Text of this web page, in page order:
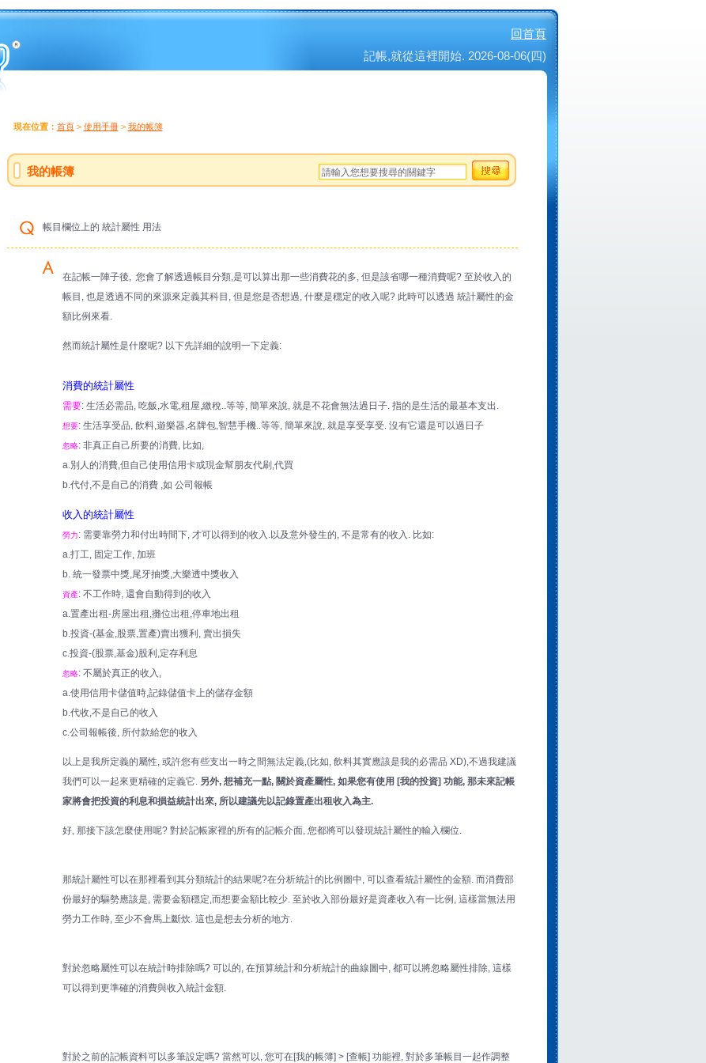
回首頁
記帳,就從這裡開始. 2026-08-06(四)
現在位置： 首頁> 使用手冊> 我的帳簿
我的帳簿
帳目欄位上的 統計屬性 用法
在記帳一陣子後, 您會了解透過帳目分類,是可以算出那一些消費花的多, 但是該省哪一種消費呢? 至於收入的
帳目, 也是透過不同的來源來定義其科目, 但是您是否想過, 什麼是穩定的收入呢? 此時可以透過 統計屬性的金
額比例來看.
然而統計屬性是什麼呢? 以下先詳細的說明一下定義:
消費的統計屬性
需要: 生活必需品, 吃飯,水電,租屋,繳稅..等等, 簡單來說, 就是不花會無法過日子. 指的是生活的最基本支出.
想要: 生活享受品, 飲料,遊樂器,名牌包,智慧手機..等等, 簡單來說, 就是享受享受. 沒有它還是可以過日子
忽略: 非真正自己所要的消費, 比如,
a.別人的消費,但自己使用信用卡或現金幫朋友代刷,代買
b.代付,不是自己的消費 ,如 公司報帳
收入的統計屬性
勞力: 需要靠勞力和付出時間下, 才可以得到的收入.以及意外發生的, 不是常有的收入. 比如:
a.打工, 固定工作, 加班
b. 統一發票中獎,尾牙抽獎,大樂透中獎收入
資產: 不工作時, 還會自動得到的收入
a.置產出租-房屋出租,攤位出租,停車地出租
b.投資-(基金,股票,置產)賣出獲利, 賣出損失
c.投資-(股票,基金)股利,定存利息
忽略: 不屬於真正的收入,
a.使用信用卡儲值時,記錄儲值卡上的儲存金額
b.代收,不是自己的收入
c.公司報帳後, 所付款給您的收入
以上是我所定義的屬性, 或許您有些支出一時之間無法定義,(比如, 飲料其實應該是我的必需品 XD),不過我建議
我們可以一起來更精確的定義它. 另外, 想補充一點, 關於資產屬性, 如果您有使用 [我的投資] 功能, 那未來記帳
家將會把投資的利息和損益統計出來, 所以建議先以記錄置產出租收入為主.
好, 那接下該怎麼使用呢? 對於記帳家裡的所有的記帳介面, 您都將可以發現統計屬性的輸入欄位.
那統計屬性可以在那裡看到其分類統計的結果呢?在分析統計的比例圖中, 可以查看統計屬性的金額. 而消費部
份最好的驅勢應該是, 需要金額穩定,而想要金額比較少. 至於收入部份最好是資產收入有一比例, 這樣當無法用
勞力工作時, 至少不會馬上斷炊. 這也是想去分析的地方.
對於忽略屬性可以在統計時排除嗎? 可以的, 在預算統計和分析統計的曲線圖中, 都可以將忽略屬性排除, 這樣
可以得到更準確的消費與收入統計金額.
對於之前的記帳資料可以多筆設定嗎? 當然可以, 您可在[我的帳簿] > [查帳] 功能裡, 對於多筆帳目一起作調整